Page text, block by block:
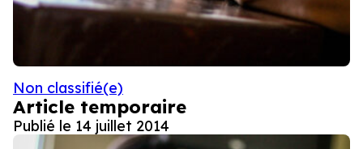
Non classifié(e)
Article temporaire
Publié le 14 juillet 2014